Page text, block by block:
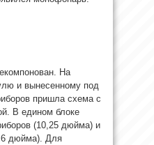
На
и вынесенному под
пришла схема с
В едином блоке
(10,25 дюйма) и
дюйма). Для